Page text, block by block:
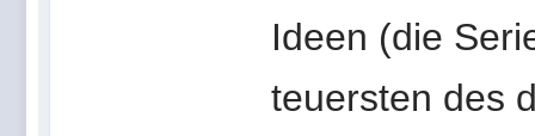
Ideen (die
teuersten des